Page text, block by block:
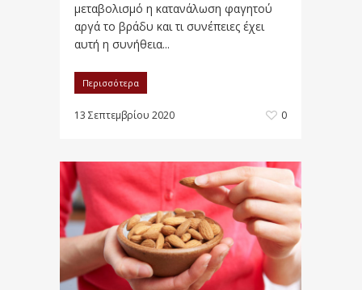
μεταβολισμό η κατανάλωση φαγητού
αργά το βράδυ και τι συνέπειες έχει
αυτή η συνήθεια...
Περισσότερα
13 Σεπτεμβρίου 2020 0